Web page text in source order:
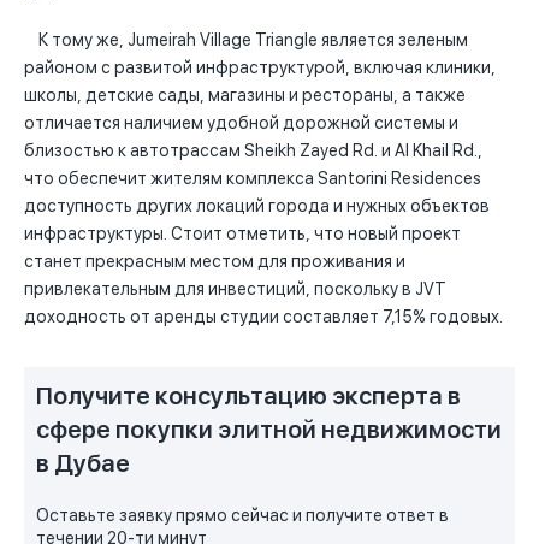
К тому же, Jumeirah Village Triangle является зеленым
районом с развитой инфраструктурой, включая клиники,
школы, детские сады, магазины и рестораны, а также
отличается наличием удобной дорожной системы и
близостью к автотрассам Sheikh Zayed Rd. и Al Khail Rd.,
что обеспечит жителям комплекса Santorini Residences
доступность других локаций города и нужных объектов
инфраструктуры. Стоит отметить, что новый проект
станет прекрасным местом для проживания и
привлекательным для инвестиций, поскольку в JVT
доходность от аренды студии составляет 7,15% годовых.
Получите консультацию эксперта в
сфере покупки элитной недвижимости
в Дубае
Оставьте заявку прямо сейчас и получите ответ в
течении 20-ти минут